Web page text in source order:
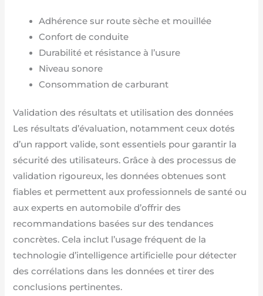
Adhérence sur route sèche et mouillée
Confort de conduite
Durabilité et résistance à l’usure
Niveau sonore
Consommation de carburant
Validation des résultats et utilisation des données
Les résultats d’évaluation, notamment ceux dotés
d’un rapport valide, sont essentiels pour garantir la
sécurité des utilisateurs. Grâce à des processus de
validation rigoureux, les données obtenues sont
fiables et permettent aux professionnels de santé ou
aux experts en automobile d’offrir des
recommandations basées sur des tendances
concrètes. Cela inclut l’usage fréquent de la
technologie d’intelligence artificielle pour détecter
des corrélations dans les données et tirer des
conclusions pertinentes.